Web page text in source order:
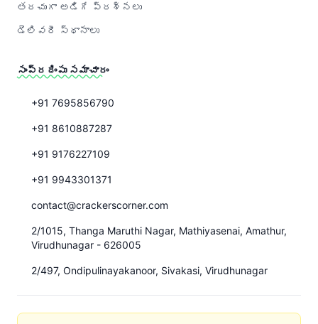
తరచుగా అడిగే ప్రశ్నలు
డెలివరీ స్థానాలు
సంప్రదింపు సమాచారం
+91 7695856790
+91 8610887287
+91 9176227109
+91 9943301371
contact@crackerscorner.com
2/1015, Thanga Maruthi Nagar, Mathiyasenai, Amathur,
Virudhunagar - 626005
2/497, Ondipulinayakanoor, Sivakasi, Virudhunagar